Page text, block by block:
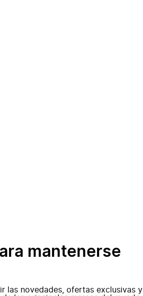
mantenerse
las novedades, ofertas exclusivas y